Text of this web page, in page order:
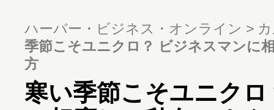
ハーバー・ビジネス・オンライン
季節こそユニクロ？ ビジネスマンに
方
寒い季節こそユニク